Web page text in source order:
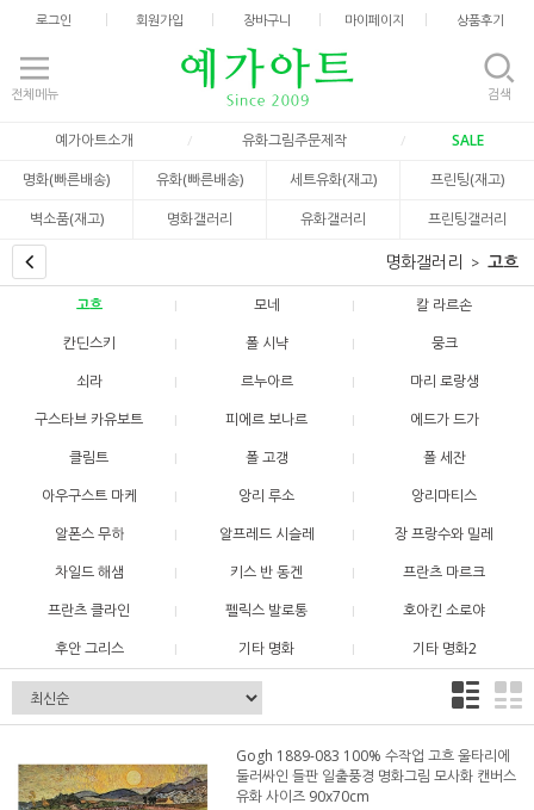
로그인 회원가입 장바구니 마이페이지 상품후기
전체메뉴 검색
예가아트소개 유화그림주문제작
SALE
명화(빠른배송)
유화(빠른배송) 세트유화(재고)
프린팅(재고)
벽소품(재고)
명화갤러리 유화갤러리 프린팅갤러리
명화갤러리 고흐
고흐 모네
칼 라르손
칸딘스키
폴 시냑
뭉크
쇠라
르누아르
마리 로랑생
구스타브 카유보트
피에르 보나르
에드가 드가
클림트
폴 고갱
폴 세잔
아우구스트 마케
앙리 루소
앙리마티스
알폰스 무하
알프레드 시슬레
장 프랑수와 밀레
차일드 해샘
키스 반 동겐
프란츠 마르크
프란츠 클라인
펠릭스 발로통
호아킨 소로야
후안 그리스
기타 명화 기타 명화2
Gogh 1889-083 100% 수작업 고흐 울타리에
둘러싸인 들판 일출풍경 명화그림 모사화 캔버스
유화 사이즈 90x70cm